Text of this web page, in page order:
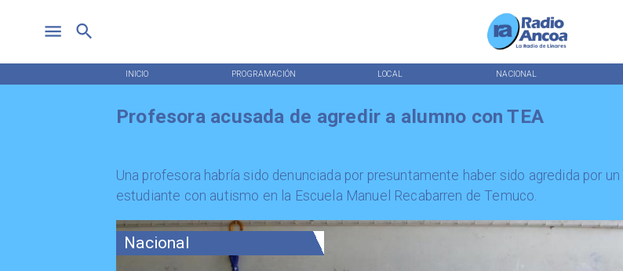
INICIO PROGRAMACIÓN LOCAL NACIONAL
Nacional
Profesora acusada de agredir a alumno con TEA
Una profesora habría sido denunciada por presuntamente haber sido agredida por un
estudiante con autismo en la Escuela Manuel Recabarren de Temuco.